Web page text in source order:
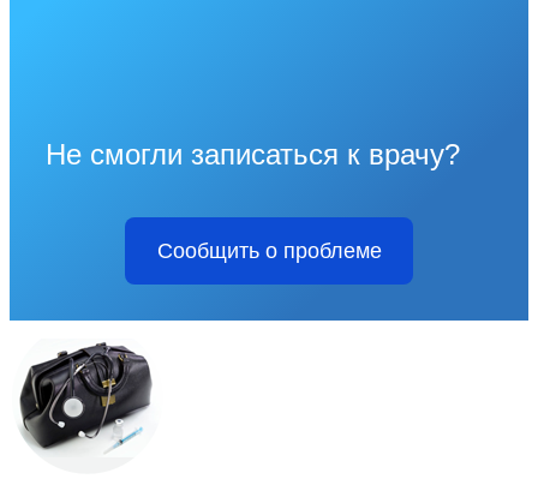
Не смогли записаться к врачу?
Сообщить о проблеме